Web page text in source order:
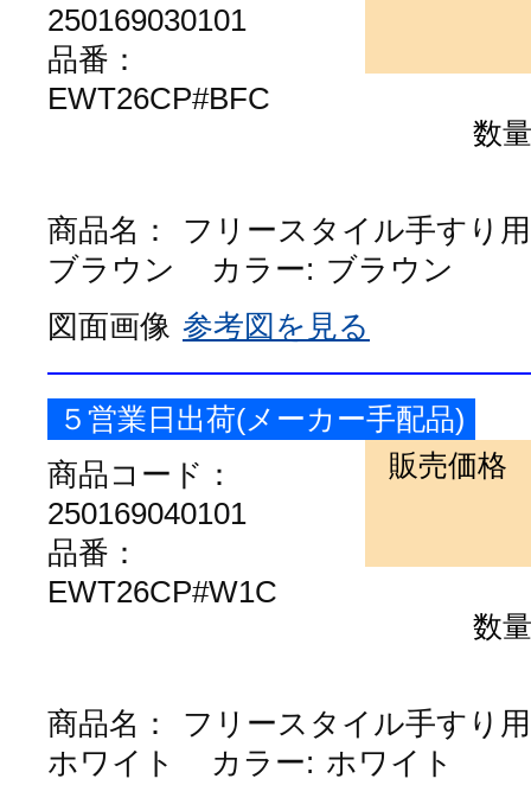
250169030101
品番：
EWT26CP#BFC
数量
商品名：
フリースタイル手すり
ブラウン
カラー: ブラウン
図面画像 参考図を見る
５営業日出荷(メーカー手配品)
商品コード：
250169040101
品番：
EWT26CP#W1C
販売価格
数量
商品名：
フリースタイル手すり
ホワイト
カラー: ホワイト